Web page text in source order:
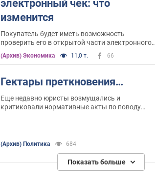
электронный чек: что
изменится
Покупатель будет иметь возможность
проверить его в открытой части электронного
кабинета
(Архив) Экономика 11,0 т. 66
Гектары преткновения…
Еще недавно юристы возмущались и
критиковали нормативные акты по поводу
(Архив) Политика 684
Показать больше